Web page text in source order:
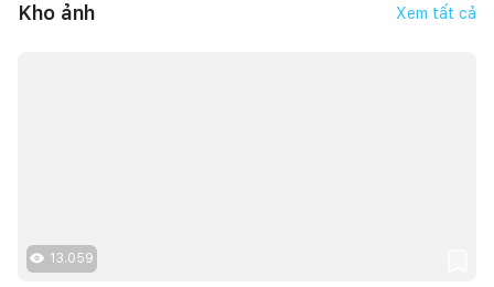
Kho ảnh Xem tất cả
13.059